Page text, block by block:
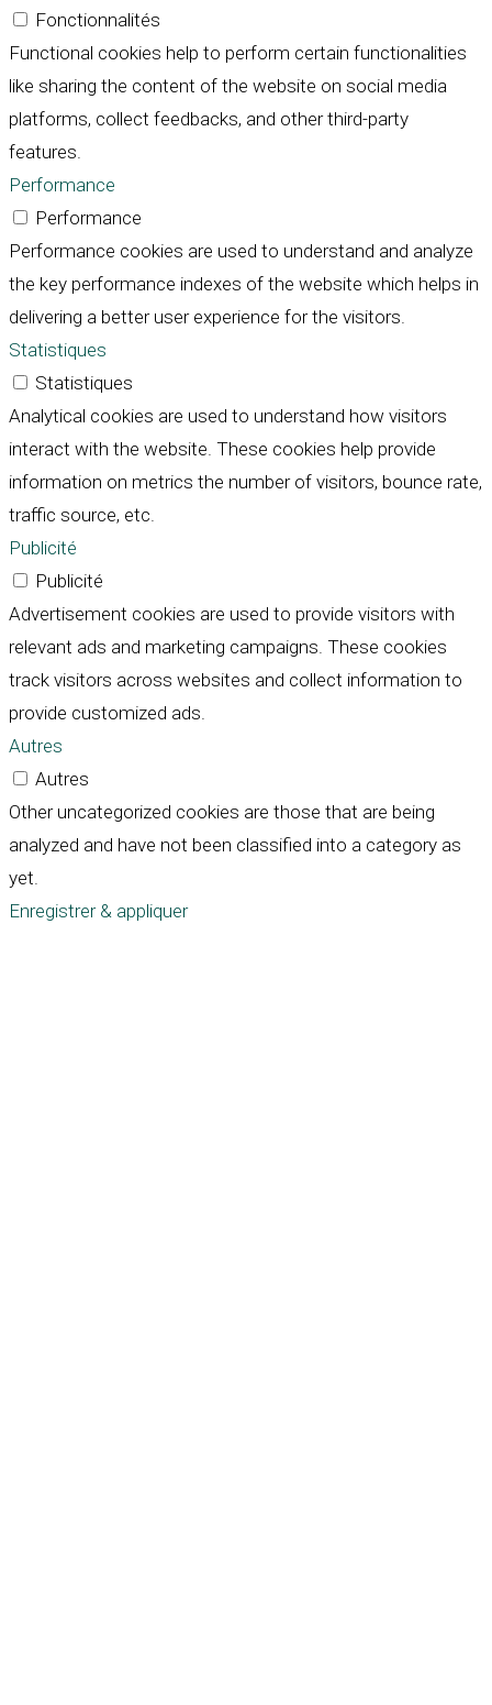
Fonctionnalités
Functional cookies help to perform certain functionalities
like sharing the content of the website on social media
platforms, collect feedbacks, and other third-party
features.
Performance
Performance
Performance cookies are used to understand and analyze
the key performance indexes of the website which helps in
delivering a better user experience for the visitors.
Statistiques
Statistiques
Analytical cookies are used to understand how visitors
interact with the website. These cookies help provide
information on metrics the number of visitors, bounce rate,
traffic source, etc.
Publicité
Publicité
Advertisement cookies are used to provide visitors with
relevant ads and marketing campaigns. These cookies
track visitors across websites and collect information to
provide customized ads.
Autres
Autres
Other uncategorized cookies are those that are being
analyzed and have not been classified into a category as
yet.
Enregistrer & appliquer